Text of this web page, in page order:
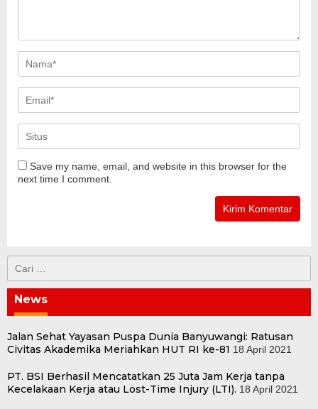
Save my name, email, and website in this browser for the
next time I comment.
untuk:
News
Jalan Sehat Yayasan Puspa Dunia Banyuwangi: Ratusan
Civitas Akademika Meriahkan HUT RI ke-81 18 April 2021
PT. BSI Berhasil Mencatatkan 25 Juta Jam Kerja tanpa
Kecelakaan Kerja atau Lost-Time Injury (LTI). 18 April 2021